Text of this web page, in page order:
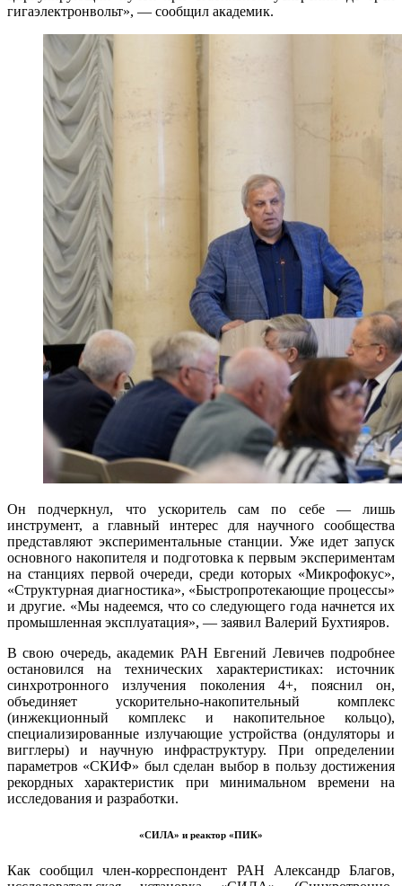
гигаэлектронвольт», — сообщил академик.
Он подчеркнул, что ускоритель сам по себе — лишь
инструмент, а главный интерес для научного сообщества
представляют экспериментальные станции. Уже идет запуск
основного накопителя и подготовка к первым экспериментам
на станциях первой очереди, среди которых «Микрофокус»,
«Структурная диагностика», «Быстропротекающие процессы»
и другие. «Мы надеемся, что со следующего года начнется их
промышленная эксплуатация», — заявил Валерий Бухтияров.
В свою очередь, академик РАН Евгений Левичев подробнее
остановился на технических характеристиках: источник
синхротронного излучения поколения 4+, пояснил он,
объединяет ускорительно-накопительный комплекс
(инжекционный комплекс и накопительное кольцо),
специализированные излучающие устройства (ондуляторы и
вигглеры) и научную инфраструктуру. При определении
параметров «СКИФ» был сделан выбор в пользу достижения
рекордных характеристик при минимальном времени на
исследования и разработки.
«СИЛА» и реактор «ПИК»
Как сообщил член-корреспондент РАН Александр Благов,